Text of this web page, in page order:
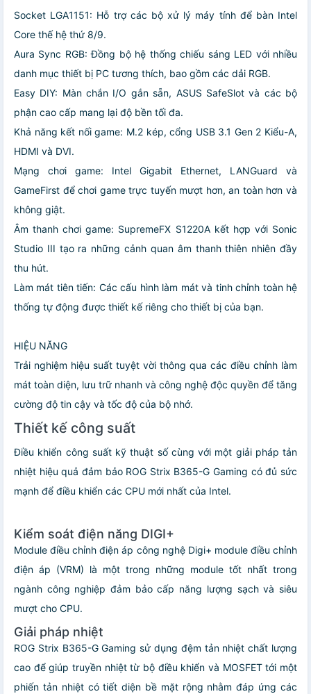
Socket LGA1151: Hỗ trợ các bộ xử lý máy tính để bàn Intel
Core thế hệ thứ 8/9.
Aura Sync RGB: Đồng bộ hệ thống chiếu sáng LED với nhiều
danh mục thiết bị PC tương thích, bao gồm các dải RGB.
Easy DIY: Màn chắn I/O gắn sẵn, ASUS SafeSlot và các bộ
phận cao cấp mang lại độ bền tối đa.
Khả năng kết nối game: M.2 kép, cổng USB 3.1 Gen 2 Kiểu-A,
HDMI và DVI.
Mạng chơi game: Intel Gigabit Ethernet, LANGuard và
GameFirst để chơi game trực tuyến mượt hơn, an toàn hơn và
không giật.
Âm thanh chơi game: SupremeFX S1220A kết hợp với Sonic
Studio III tạo ra những cảnh quan âm thanh thiên nhiên đầy
thu hút.
Làm mát tiên tiến: Các cấu hình làm mát và tinh chỉnh toàn hệ
thống tự động được thiết kế riêng cho thiết bị của bạn.
HIỆU NĂNG
Trải nghiệm hiệu suất tuyệt vời thông qua các điều chỉnh làm
mát toàn diện, lưu trữ nhanh và công nghệ độc quyền để tăng
cường độ tin cậy và tốc độ của bộ nhớ.
Thiết kế công suất
Điều khiển công suất kỹ thuật số cùng với một giải pháp tản
nhiệt hiệu quả đảm bảo ROG Strix B365-G Gaming có đủ sức
mạnh để điều khiển các CPU mới nhất của Intel.
Kiểm soát điện năng DIGI+
Module điều chỉnh điện áp công nghệ Digi+ module điều chỉnh
điện áp (VRM) là một trong những module tốt nhất trong
ngành công nghiệp đảm bảo cấp năng lượng sạch và siêu
mượt cho CPU.
Giải pháp nhiệt
ROG Strix B365-G Gaming sử dụng đệm tản nhiệt chất lượng
cao để giúp truyền nhiệt từ bộ điều khiển và MOSFET tới một
phiến tản nhiệt có tiết diện bề mặt rộng nhằm đáp ứng các